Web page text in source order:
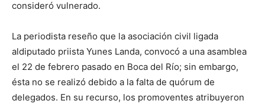
consideró vulnerado.
La periodista reseño que la asociación civil ligada
aldiputado priista Yunes Landa, convocó a una asamblea
el 22 de febrero pasado en Boca del Río; sin embargo,
ésta no se realizó debido a la falta de quórum de
delegados. En su recurso, los promoventes atribuyeron